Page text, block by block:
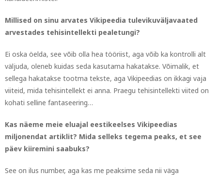
Millised on sinu arvates Vikipeedia tulevikuväljavaated
arvestades tehisintellekti pealetungi?
Ei oska öelda, see võib olla hea tööriist, aga võib ka kontrolli alt
väljuda, oleneb kuidas seda kasutama hakatakse. Võimalik, et
sellega hakatakse tootma tekste, aga Vikipeedias on ikkagi vaja
viiteid, mida tehisintellekt ei anna. Praegu tehisintellekti viited on
kohati selline fantaseering…
Kas näeme meie eluajal eestikeelses Vikipeedias
miljonendat artiklit? Mida selleks tegema peaks, et see
päev kiiremini saabuks?
See on ilus number, aga kas me peaksime seda nii väga